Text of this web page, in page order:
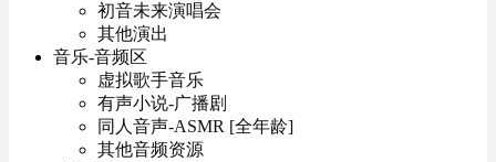
初音未来演唱会
其他演出
音乐-音频区
虚拟歌手音乐
有声小说-广播剧
同人音声-ASMR [全年龄]
其他音频资源